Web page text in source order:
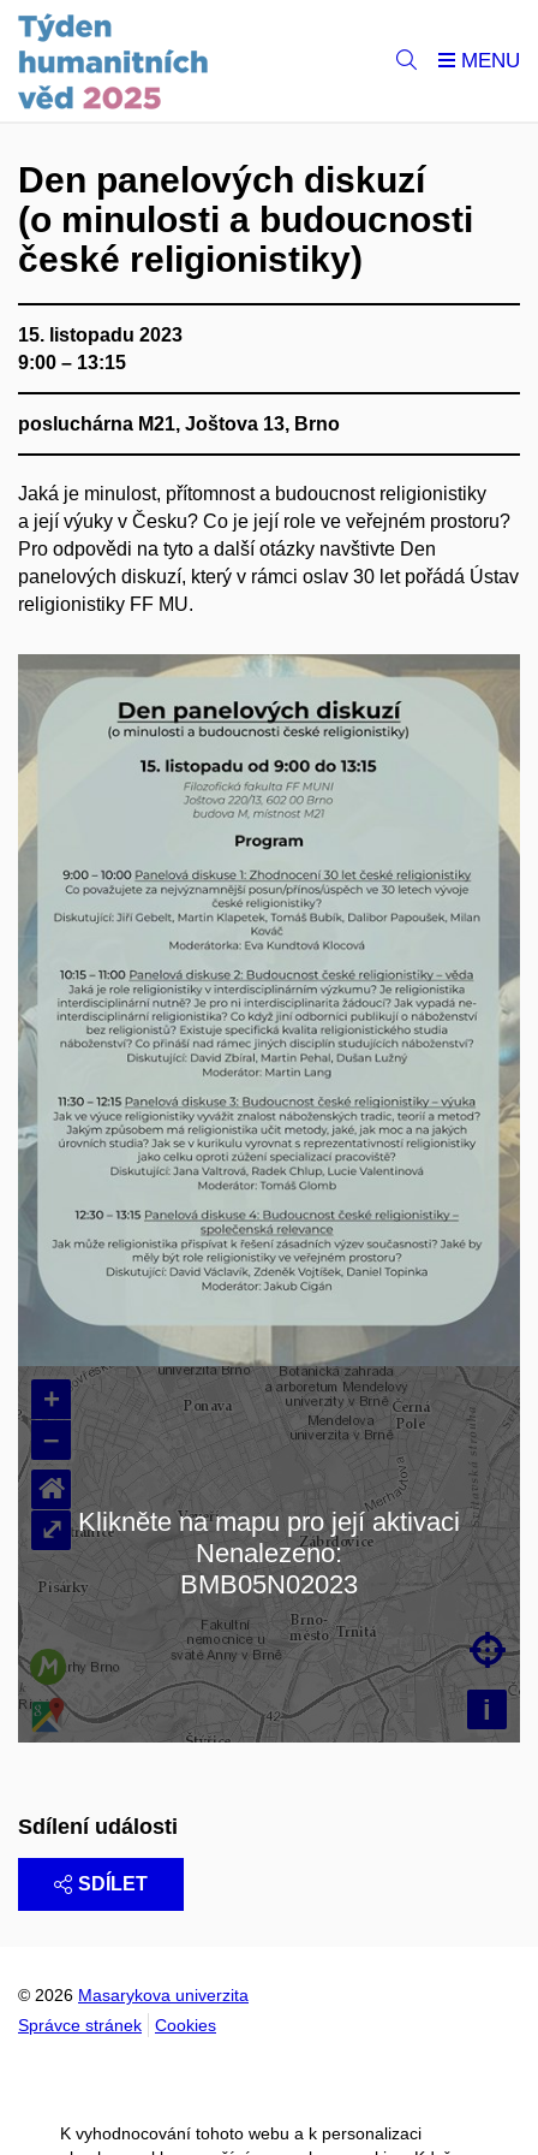
Den panelových diskuzí
(o minulosti a budoucnosti
české religionistiky)
15. listopadu 2023
9:00 – 13:15
posluchárna M21, Joštova 13, Brno
Jaká je minulost, přítomnost a budoucnost religionistiky
a její výuky v Česku? Co je její role ve veřejném prostoru?
Pro odpovědi na tyto a další otázky navštivte Den
panelových diskuzí, který v rámci oslav 30 let pořádá Ústav
religionistiky FF MU.
Načítám mapu…
+
–
i

⌂
⤢ Klikněte na mapu pro její aktivaci
Nenalezeno:
BMB05N02023
Sdílení události
SDÍLET
© 2026 Masarykova univerzita
Správce stránek
Cookies
K vyhodnocování tohoto webu a k personalizaci